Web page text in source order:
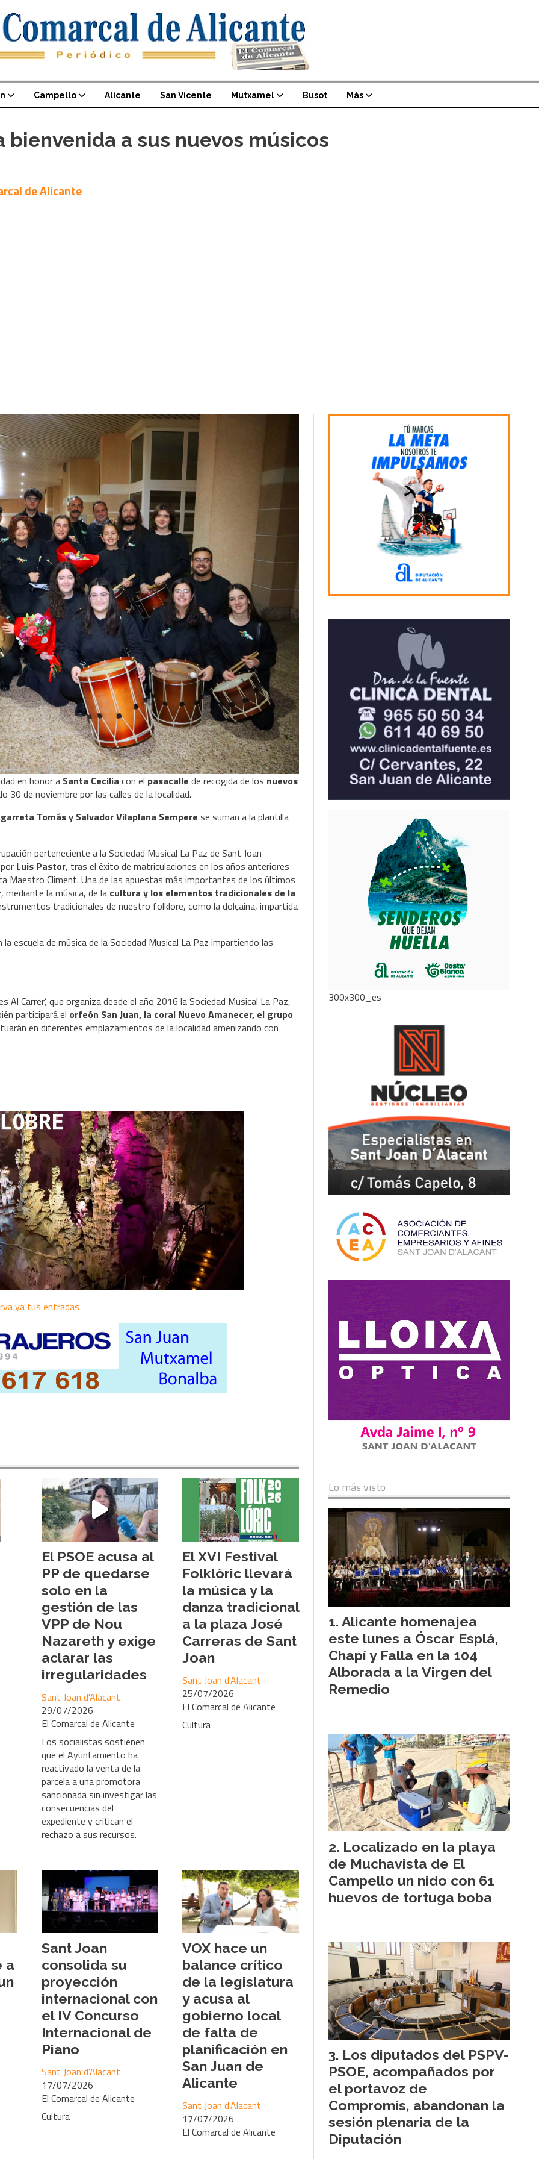
Campello Alicante San Vicente Mutxamel Busot Más
bienvenida a sus nuevos músicos
de Alicante
en honor a Santa Cecilia con el pasacalle de recogida de los nuevos
30 de noviembre por las calles de la localidad.
Tomás y Salvador Vilaplana Sempere se suman a la plantilla
perteneciente a la Sociedad Musical La Paz de Sant Joan
Luis Pastor, tras el éxito de matriculaciones en los años anteriores
Maestro Climent. Una de las apuestas más importantes de los últimos
, mediante la música, de la cultura y los elementos tradicionales de la
tradicionales de nuestro folklore, como la dolçaina, impartida
escuela de música de la Sociedad Musical La Paz impartiendo las
Al Carrer’, que organiza desde el año 2016 la Sociedad Musical La Paz,
participará el orfeón San Juan, la coral Nuevo Amanecer, el grupo
en diferentes emplazamientos de la localidad amenizando con
ya tus entradas
El PSOE acusa al
PP de quedarse
solo en la
gestión de las
VPP de Nou
Nazareth y exige
aclarar las
irregularidades
El Comarcal de Alicante
Sant Joan d'Alacant
29/07/2026
Los socialistas sostienen
que el Ayuntamiento ha
reactivado la venta de la
parcela a una promotora
sancionada sin investigar las
consecuencias del
expediente y critican el
rechazo a sus recursos.
El XVI Festival
Folklòric llevará
la música y la
danza tradicional
a la plaza José
Carreras de Sant
Joan
El Comarcal de Alicante
Sant Joan d'Alacant
25/07/2026
Cultura
a
Sant Joan
consolida su
proyección
internacional con
el IV Concurso
Internacional de
Piano
El Comarcal de Alicante
Sant Joan d'Alacant
17/07/2026
Cultura
VOX hace un
balance crítico
de la legislatura
y acusa al
gobierno local
de falta de
planificación en
San Juan de
Alicante
El Comarcal de Alicante
Sant Joan d'Alacant
17/07/2026
300x300_es
Lo más visto
Alicante homenajea
este lunes a Óscar Esplá,
Chapí y Falla en la 104
Alborada a la Virgen del
Remedio
Localizado en la playa
de Muchavista de El
Campello un nido con 61
huevos de tortuga boba
Los diputados del PSPV-
PSOE, acompañados por
el portavoz de
Compromís, abandonan la
sesión plenaria de la
Diputación